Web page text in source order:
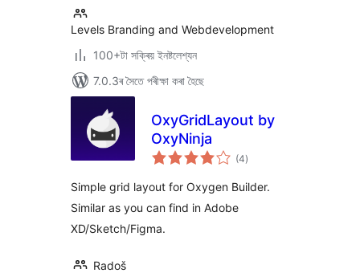
Levels Branding and Webdevelopment
100+টা সক্ৰিয় ইনষ্টলেশ্যন
7.0.3ৰ সৈতে পৰীক্ষা কৰা হৈছে
OxyGridLayout by
OxyNinja
(4টা
মুঠ)
Simple grid layout for Oxygen Builder.
Similar as you can find in Adobe
XD/Sketch/Figma.
Radoš